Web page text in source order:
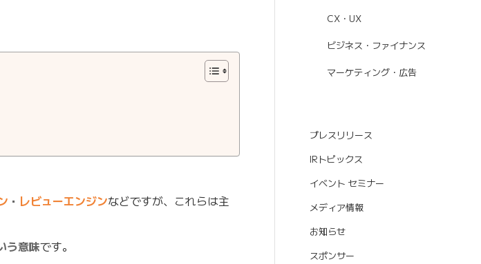
・ レビューエンジンなどですが、これらは主
う意味です。
CX・UX
ビジネス・ファイナンス
マーケティング・広告
プレスリリース
IRトピックス
イベント セミナー
メディア情報
お知らせ
スポンサー